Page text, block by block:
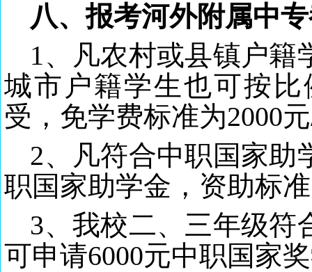
八、报考河外附属中
1、凡农村或县镇户籍
城市户籍学生也可按
受，免学费标准为2000
2、凡符合中职国家助
职国家助学金，资助标
3、我校二、三年级符
可申请6000元中职国家